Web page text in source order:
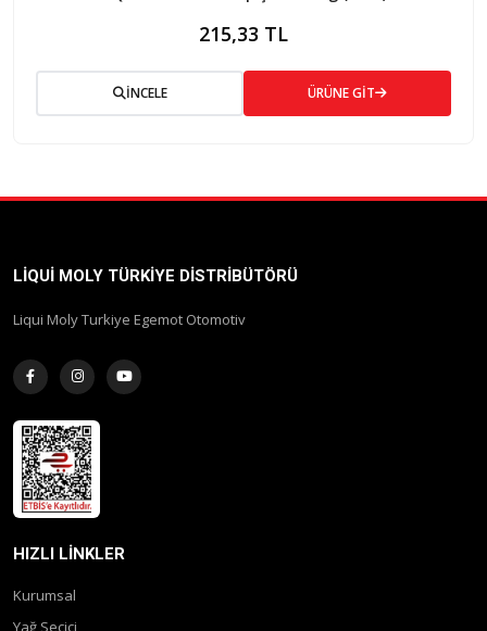
215,33 TL
İNCELE ÜRÜNE GİT
LIQUI MOLY TÜRKIYE DISTRIBÜTÖRÜ
Liqui Moly Turkiye Egemot Otomotiv
HIZLI LINKLER
Kurumsal
Yağ Seçici